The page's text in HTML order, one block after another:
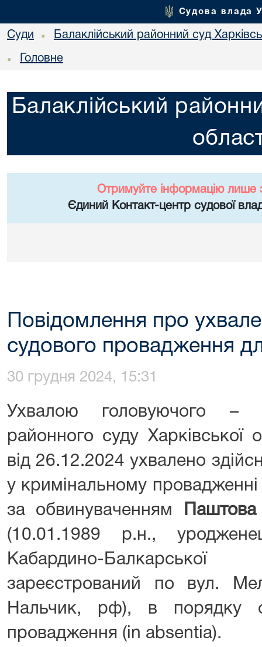
Судова влада
Суди • Балаклійський районний суд
• Головне
Балаклійський
Отримуйте інформацію лише
Єдиний Контакт-центр судової
Повідомлення про
судового провадження
30 грудня 2024, 15:31
Ухвалою головуючого –
районного суду
від 26.12.2024 ухвалено
у кримінальному
за обвинуваченням
(10.01.1989 р.н.,
Кабардино-
зареєстрований по вул.
Нальчик, рф), в порядку
провадження (in absentia).